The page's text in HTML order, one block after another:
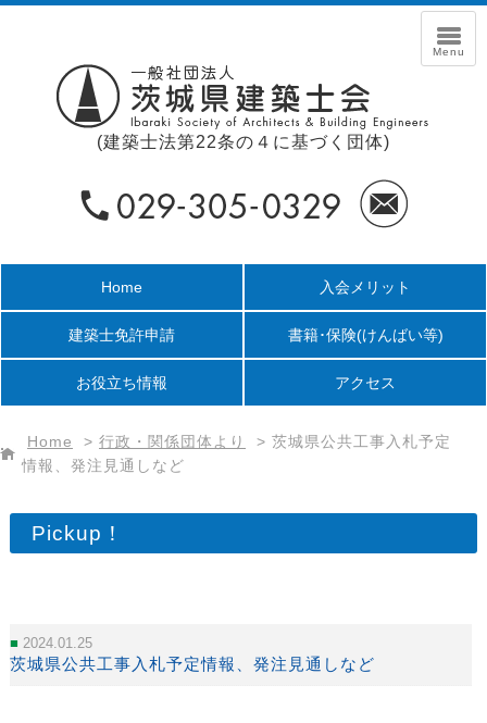
(建築士法第22条の４に基づく団体)
Home 入会メリット
建築士免許申請 書籍･保険(けんばい等)
お役立ち情報 アクセス
Home > 行政・関係団体より > 茨城県公共工事入札予定
情報、発注見通しなど
Pickup！
2024.01.25
茨城県公共工事入札予定情報、発注見通しなど